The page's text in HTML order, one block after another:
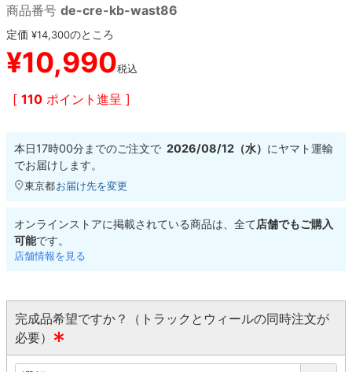
商品番号 de-cre-kb-wast86
定価 ¥14,300のところ
¥10,990税込
[ 110 ポイント進呈 ]
本日17時00分までのご注文で 2026/08/12（水） にヤマト運輸
でお届けします。
東京都お届け先を変更
オンラインストアに掲載されている商品は、全て店舗でもご購入
可能です。
店舗情報を見る
完成品希望ですか？（トラックとウィールの同時注文が
必要）
(
シェイプデッキ
高性能デッキ